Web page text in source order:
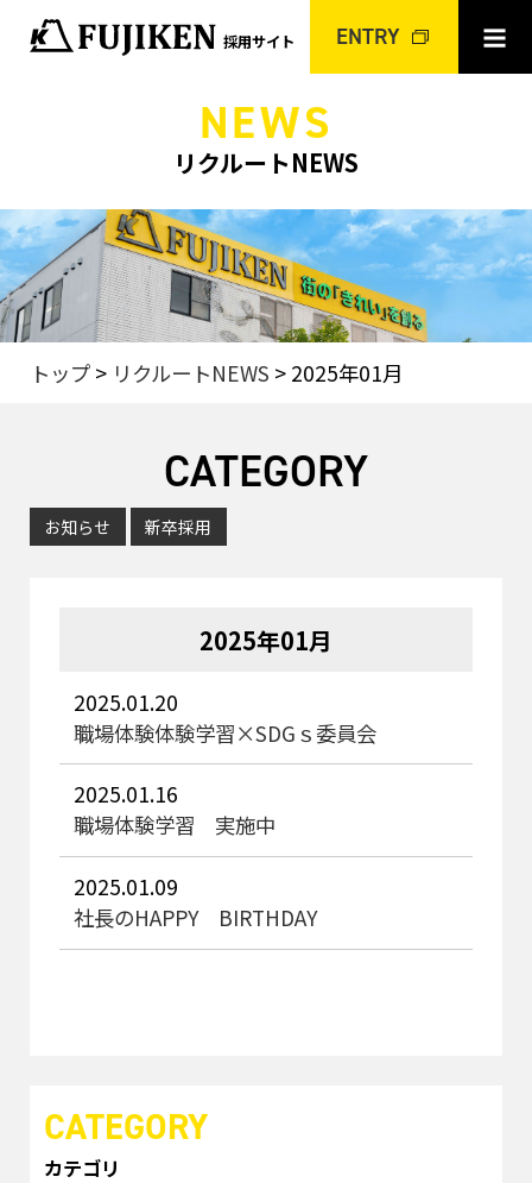
採用サイト ENTRY ≡
NEWS
リクルートNEWS
トップ> リクルートNEWS > 2025年01月
CATEGORY
お知らせ 新卒採用
2025年01月
2025.01.20
職場体験体験学習×SDGｓ委員会
2025.01.16
職場体験学習 実施中
2025.01.09
社長のHAPPY BIRTHDAY
CATEGORY
カテゴリ